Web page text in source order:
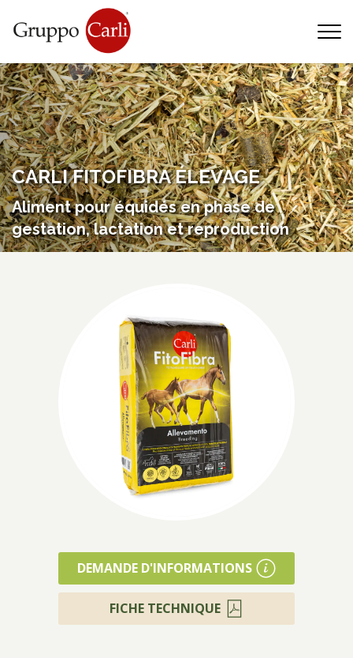
Animaux
Produits
T—info@gruppocarli.com
CARLI FITOFIBRA ÉLEVAGE
Aliment pour équidés en phase de
gestation, lactation et reproduction
DEMANDE D'INFORMATIONS
FICHE TECHNIQUE